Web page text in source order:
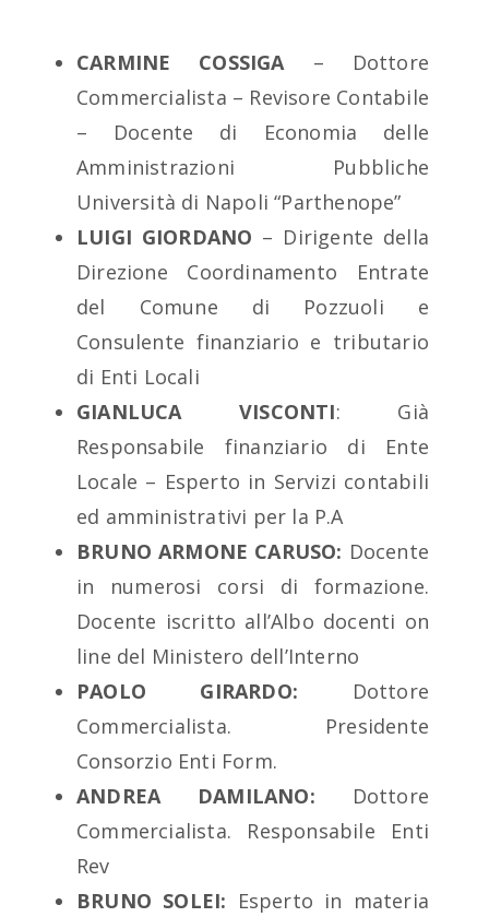
CARMINE COSSIGA– Dottore
Commercialista – Revisore Contabile
– Docente di Economia delle
Amministrazioni Pubbliche
Università di Napoli “Parthenope”
LUIGI GIORDANO – Dirigente della
Direzione Coordinamento Entrate
del Comune di Pozzuoli e
Consulente finanziario e tributario
di Enti Locali
GIANLUCA VISCONTI: Già
Responsabile finanziario di Ente
Locale – Esperto in Servizi contabili
ed amministrativi per la P.A
BRUNO ARMONE CARUSO: Docente
in numerosi corsi di formazione.
Docente iscritto all’Albo docenti on
line del Ministero dell’Interno
PAOLO GIRARDO: Dottore
Commercialista. Presidente
Consorzio Enti Form.
ANDREA DAMILANO: Dottore
Commercialista. Responsabile Enti
Rev
BRUNO SOLEI: Esperto in materia